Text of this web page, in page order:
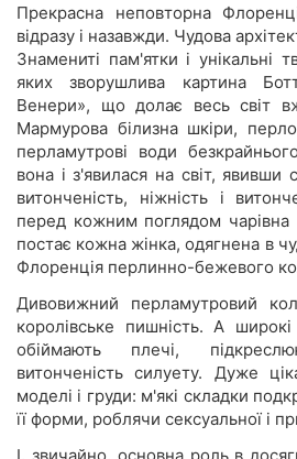
Прекрасна неповторна
відразу і назавжди. Чудова
Знамениті пам'ятки і унікальні
яких зворушлива картина
Венери», що долає весь світ
Мармурова білизна шкіри,
перламутрові води
вона і з'явилася на світ, явивши
витонченість, ніжність і
перед кожним поглядом
постає кожна жінка, одягнена в
Флоренція перлинно-бежевого
Дивовижний перламутровий
королівське пишність. А
обіймають плечі,
витонченість силуету. Дуже
моделі і груди: м'які складки
її форми, роблячи сексуальної і